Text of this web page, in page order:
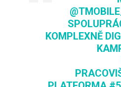
KOMPLEXNĚ